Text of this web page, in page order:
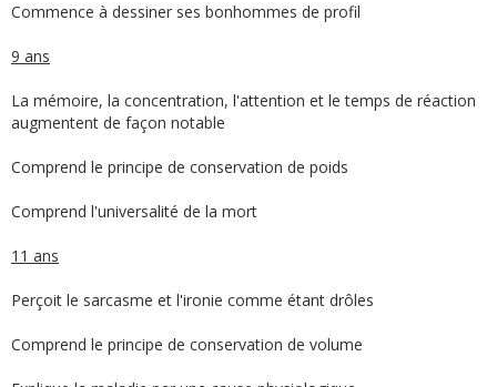
Commence à dessiner ses bonhommes de profil
9 ans
La mémoire, la concentration, l'attention et le temps de réaction
augmentent de façon notable
Comprend le principe de conservation de poids
Comprend l'universalité de la mort
11 ans
Perçoit le sarcasme et l'ironie comme étant drôles
Comprend le principe de conservation de volume